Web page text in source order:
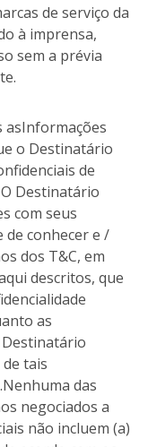
de serviço da
à imprensa,
sem a prévia
o Destinatário
de
Destinatário
com seus
de conhecer e /
dos T&C, em
descritos, que
as
Destinatário
tais
das
negociados a
não incluem (a)